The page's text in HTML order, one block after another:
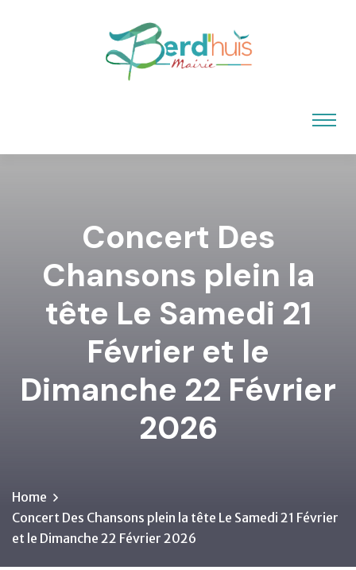
Concert Des
Chansons plein la
tête Le Samedi 21
Février et le
Dimanche 22 Février
2026
Home
Concert Des Chansons plein la tête Le Samedi 21 Février
et le Dimanche 22 Février 2026